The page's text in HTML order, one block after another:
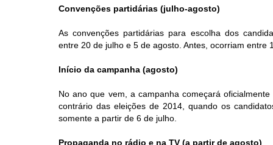
Convenções partidárias (julho-agosto)
As convenções partidárias para escolha dos
entre 20 de julho e 5 de agosto. Antes, ocorriam entre
Início da campanha (agosto)
No ano que vem, a campanha começará
contrário das eleições de 2014, quando os
somente a partir de 6 de julho.
Propaganda no rádio e na TV (a partir de agosto)